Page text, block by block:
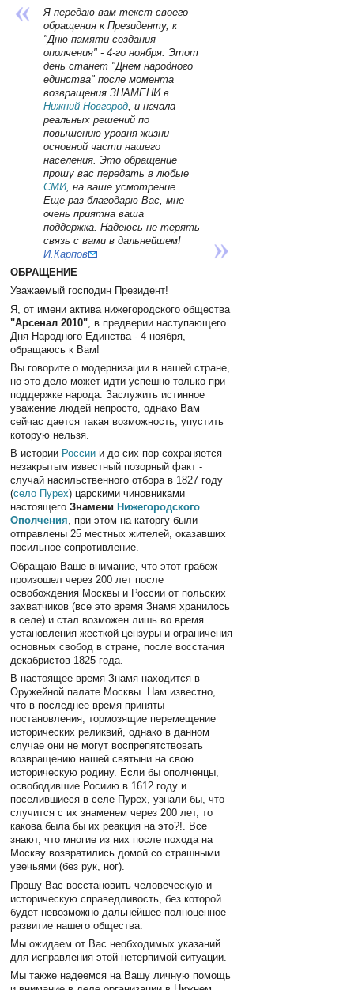
Я передаю вам текст своего
обращения к Президенту, к
"Дню памяти создания
ополчения" - 4-го ноября. Этот
день станет "Днем народного
единства" после момента
возвращения ЗНАМЕНИ в
Нижний Новгород , и начала
реальных решений по
повышению уровня жизни
основной части нашего
населения. Это обращение
прошу вас передать в любые
СМИ, на ваше усмотрение.
Еще раз благодарю Вас, мне
очень приятна ваша
поддержка. Надеюсь не терять
связь с вами в дальнейшем!
И.Карпов
ОБРАЩЕНИЕ
Уважаемый господин Президент!
Я, от имени актива нижегородского общества
"Арсенал 2010" , в предверии наступающего
Дня Народного Единства - 4 ноября,
обращаюсь к Вам!
Вы говорите о модернизации в нашей стране,
но это дело может идти успешно только при
поддержке народа. Заслужить истинное
уважение людей непросто, однако Вам
сейчас дается такая возможность, упустить
которую нельзя.
В истории России и до сих пор сохраняется
незакрытым известный позорный факт -
случай насильственного отбора в 1827 году
(село Пурех) царскими чиновниками
настоящегоЗнамени Нижегородского
Ополчения, при этом на каторгу были
отправлены 25 местных жителей, оказавших
посильное сопротивление.
Обращаю Ваше внимание, что этот грабеж
произошел через 200 лет после
освобождения Москвы и России от польских
захватчиков (все это время Знамя хранилось
в селе) и стал возможен лишь во время
установления жесткой цензуры и ограничения
основных свобод в стране, после восстания
декабристов 1825 года.
В настоящее время Знамя находится в
Оружейной палате Москвы. Нам известно,
что в последнее время приняты
постановления, тормозящие перемещение
исторических реликвий, однако в данном
случае они не могут воспрепятствовать
возвращению нашей святыни на свою
историческую родину. Если бы ополченцы,
освободившие Росиию в 1612 году и
поселившиеся в селе Пурех, узнали бы, что
случится с их знаменем через 200 лет, то
какова была бы их реакция на это?!. Все
знают, что многие из них после похода на
Москву возвратились домой со страшными
увечьями (без рук, ног).
Прошу Вас восстановить человеческую и
историческую справедливость, без которой
будет невозможно дальнейшее полноценное
развитие нашего общества.
Мы ожидаем от Вас необходимых указаний
для исправления этой нетерпимой ситуации.
Мы также надеемся на Вашу личную помощь